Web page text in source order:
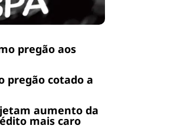
pregão aos
pregão cotado a
aumento da
mais caro